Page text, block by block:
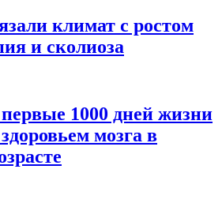
климат с ростом
и сколиоза
1000 дней жизни
мозга в